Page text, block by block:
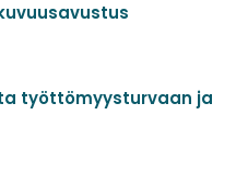
työttömyysturvaan ja